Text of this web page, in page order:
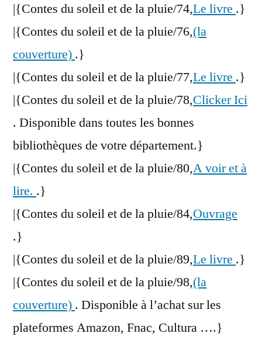
|{Contes du soleil et de la pluie/74,Le livre .}
|{Contes du soleil et de la pluie/76,(la
couverture) .}
|{Contes du soleil et de la pluie/77,Le livre .}
|{Contes du soleil et de la pluie/78,Clicker Ici
. Disponible dans toutes les bonnes
bibliothèques de votre département.}
|{Contes du soleil et de la pluie/80,A voir et à
lire. .}
|{Contes du soleil et de la pluie/84,Ouvrage
.}
|{Contes du soleil et de la pluie/89,Le livre .}
|{Contes du soleil et de la pluie/98,(la
couverture) . Disponible à l’achat sur les
plateformes Amazon, Fnac, Cultura ….}